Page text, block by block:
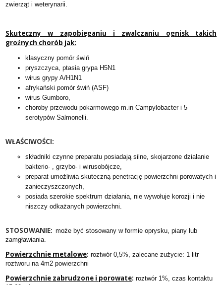
zwierząt i weterynarii.
Skuteczny w zapobieganiu i zwalczaniu ognisk takich
groźnych chorób jak:
klasyczny pomór świń
pryszczyca, ptasia grypa H5N1
wirus grypy A/H1N1
afrykański pomór świń (ASF)
wirus Gumboro,
choroby przewodu pokarmowego m.in Campylobacter i 5
serotypów Salmonelli.
WŁAŚCIWOŚCI:
składniki czynne preparatu posiadają silne, skojarzone działanie
bakterio- , grzybo- i wirusobójcze,
preparat umożliwia skuteczną penetrację powierzchni porowatych i
zanieczyszczonych,
posiada szerokie spektrum działania, nie wywołuje korozji i nie
niszczy odkażanych powierzchni.
STOSOWANIE: może być stosowany w formie oprysku, piany lub
zamgławiania.
Powierzchnie metalowe: roztwór 0,5%, zalecane zużycie: 1 litr
roztworu na 4m2 powierzchni
Powierzchnie zabrudzone i porowate: roztwór 1%, czas kontaktu